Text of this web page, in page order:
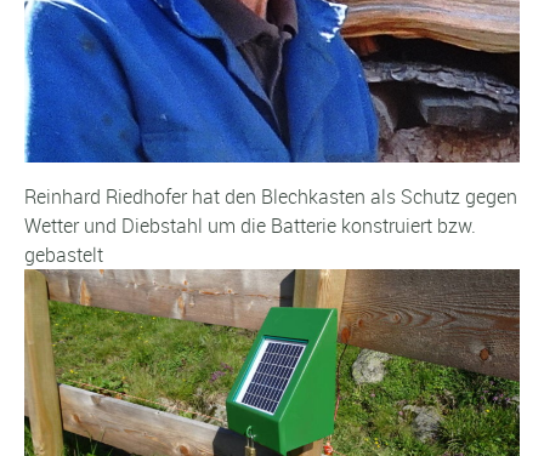
Reinhard Riedhofer hat den Blechkasten als Schutz gegen
Wetter und Diebstahl um die Batterie konstruiert bzw.
gebastelt